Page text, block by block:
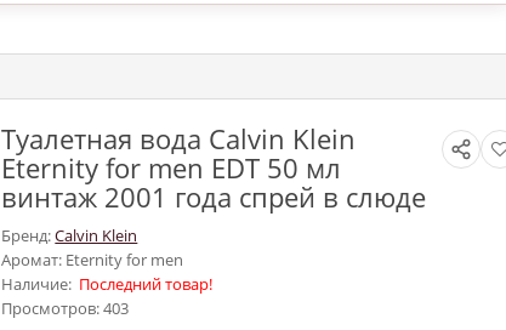
Туалетная вода Calvin Klein
Eternity for men EDT 50 мл
винтаж 2001 года спрей в слюде
Бренд:Calvin Klein
Аромат: Eternity for men
Наличие: Последний товар!
Просмотров: 403